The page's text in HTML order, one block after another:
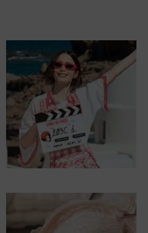
Wir
verwenden
einen Service
eines
Drittanbieters,
um
Videoinhalte
einzubetten.
Dieser Service
kann Daten zu
Ihren
sammeln. Bitte